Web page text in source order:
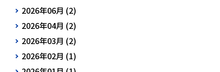
2026年06月 (2)
2026年04月 (2)
2026年03月 (2)
2026年02月 (1)